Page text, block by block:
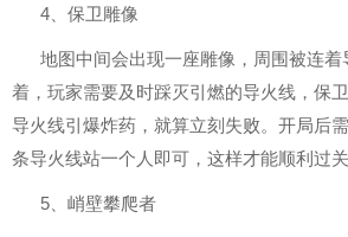
4、保卫雕像
地图中间会出现一座雕像，周围被连着
着，玩家需要及时踩灭引燃的导火线，保
导火线引爆炸药，就算立刻失败。开局后
条导火线站一个人即可，这样才能顺利过
5、峭壁攀爬者